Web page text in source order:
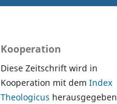
Kooperation
Diese Zeitschrift wird in
Kooperation mit dem Index
Theologicus herausgegeben